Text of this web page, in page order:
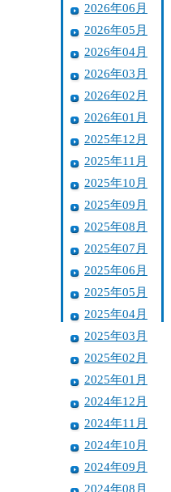
2026年06月
2026年05月
2026年04月
2026年03月
2026年02月
2026年01月
2025年12月
2025年11月
2025年10月
2025年09月
2025年08月
2025年07月
2025年06月
2025年05月
2025年04月
2025年03月
2025年02月
2025年01月
2024年12月
2024年11月
2024年10月
2024年09月
2024年08月